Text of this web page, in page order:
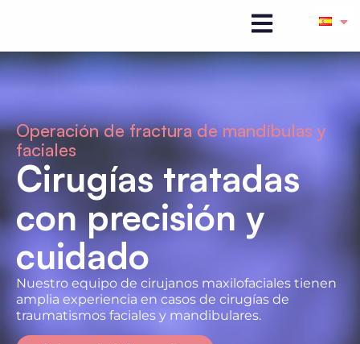
Operación de fractura de mandíbulas y
faciales
Cirugías tratadas
con precisión y
cuidado
Nuestro equipo de cirujanos maxilofaciales tienen
amplia experiencia en casos de cirugías de
traumatismos faciales y mandibulares.